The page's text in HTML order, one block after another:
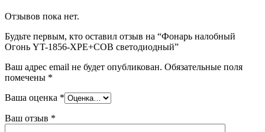
Отзывов пока нет.
Будьте первым, кто оставил отзыв на “Фонарь налобный
Огонь YT-1856-XPE+COB светодиодный”
Ваш адрес email не будет опубликован. Обязательные поля
помечены *
Ваша оценка *
Ваш отзыв *